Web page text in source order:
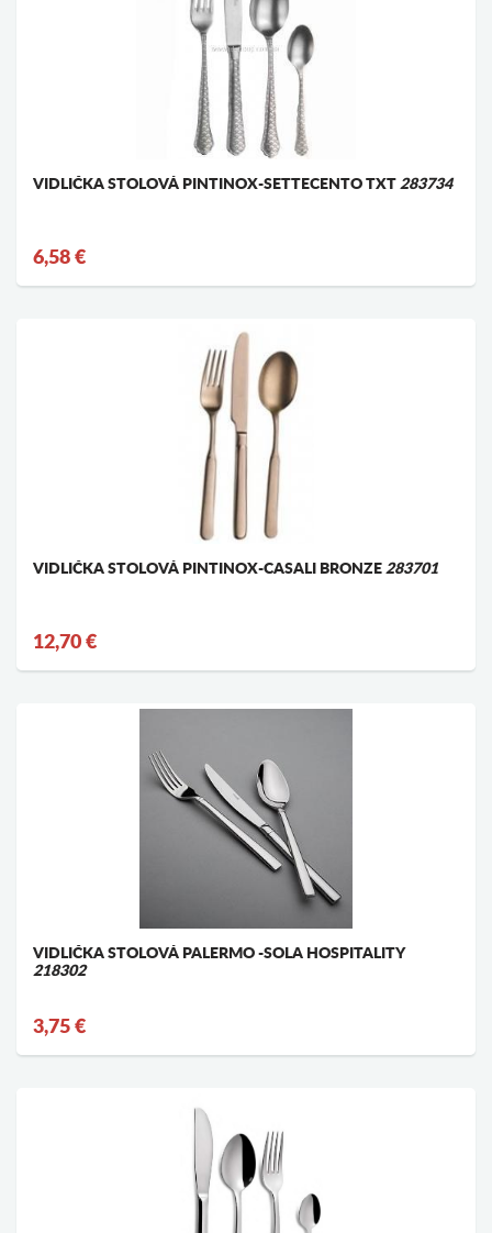
VIDLIČKA STOLOVÁ PINTINOX-SETTECENTO TXT 283734
6,58 €
VIDLIČKA STOLOVÁ PINTINOX-CASALI BRONZE 283701
12,70 €
VIDLIČKA STOLOVÁ PALERMO -SOLA HOSPITALITY
218302
3,75 €